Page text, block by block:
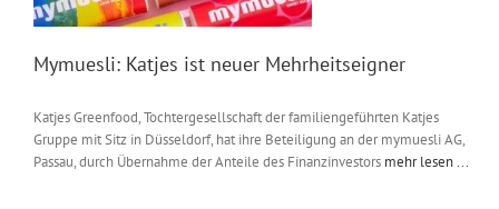
Mymuesli: Katjes ist neuer Mehrheitseigner
Katjes Greenfood, Tochtergesellschaft der familiengeführten Katjes
Gruppe mit Sitz in Düsseldorf, hat ihre Beteiligung an der mymuesli AG,
Passau, durch Übernahme der Anteile des Finanzinvestors mehr lesen ...